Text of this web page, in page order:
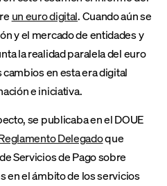
un euro digital. Cuando aún se
y el mercado de entidades y
la realidad paralela del euro
en esta era digital
e iniciativa.
se publicaba en el DOUE
Delegadoque
Servicios de Pago sobre
en el ámbito de los servicios